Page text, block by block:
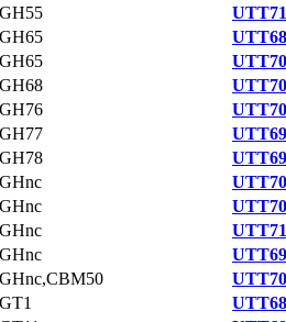
GH55
GH65
GH65
GH68
GH76
GH77
GH78
GHnc
GHnc
GHnc
GHnc
GHnc,CBM50
GT1